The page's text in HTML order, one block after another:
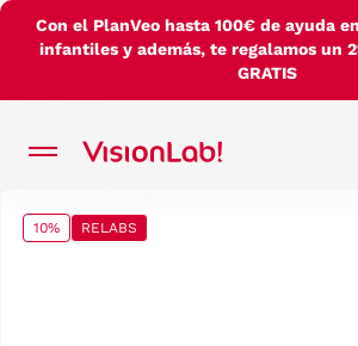
Con el PlanVeo hasta 100€ de ayuda
infantiles y además, te regalamos un
GRATIS
10% RELABS